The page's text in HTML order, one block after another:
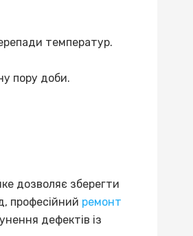
температур.
пору доби.
дозволяє зберегти
професійний ремонт
дефектів із